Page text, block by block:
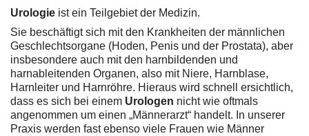
Urologie ist ein Teilgebiet der Medizin.
Sie beschäftigt sich mit den Krankheiten der männlichen
Geschlechtsorgane (Hoden, Penis und der Prostata), aber
insbesondere auch mit den harnbildenden und
harnableitenden Organen, also mit Niere, Harnblase,
Harnleiter und Harnröhre. Hieraus wird schnell ersichtlich,
dass es sich bei einem Urologen nicht wie oftmals
angenommen um einen „Männerarzt“ handelt. In unserer
Praxis werden fast ebenso viele Frauen wie Männer